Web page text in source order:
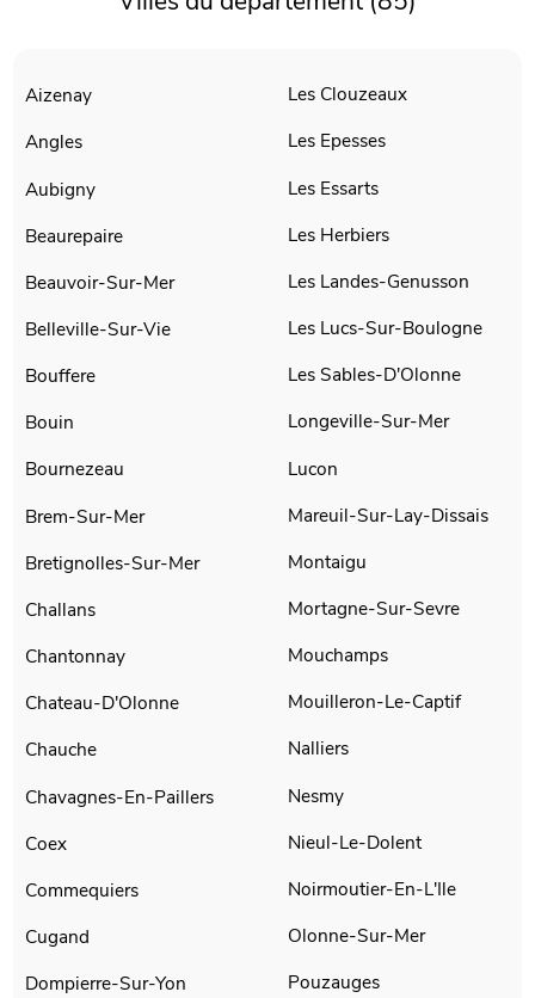
Aizenay
Angles
Aubigny
Beaurepaire
Beauvoir-Sur-Mer
Belleville-Sur-Vie
Bouffere
Bouin
Bournezeau
Brem-Sur-Mer
Bretignolles-Sur-Mer
Challans
Chantonnay
Chateau-D'Olonne
Chauche
Chavagnes-En-Paillers
Coex
Commequiers
Cugand
Dompierre-Sur-Yon
Les Clouzeaux
Les Epesses
Les Essarts
Les Herbiers
Les Landes-Genusson
Les Lucs-Sur-Boulogne
Les Sables-D'Olonne
Longeville-Sur-Mer
Lucon
Mareuil-Sur-Lay-Dissais
Montaigu
Mortagne-Sur-Sevre
Mouchamps
Mouilleron-Le-Captif
Nalliers
Nesmy
Nieul-Le-Dolent
Noirmoutier-En-L'Ile
Olonne-Sur-Mer
Pouzauges